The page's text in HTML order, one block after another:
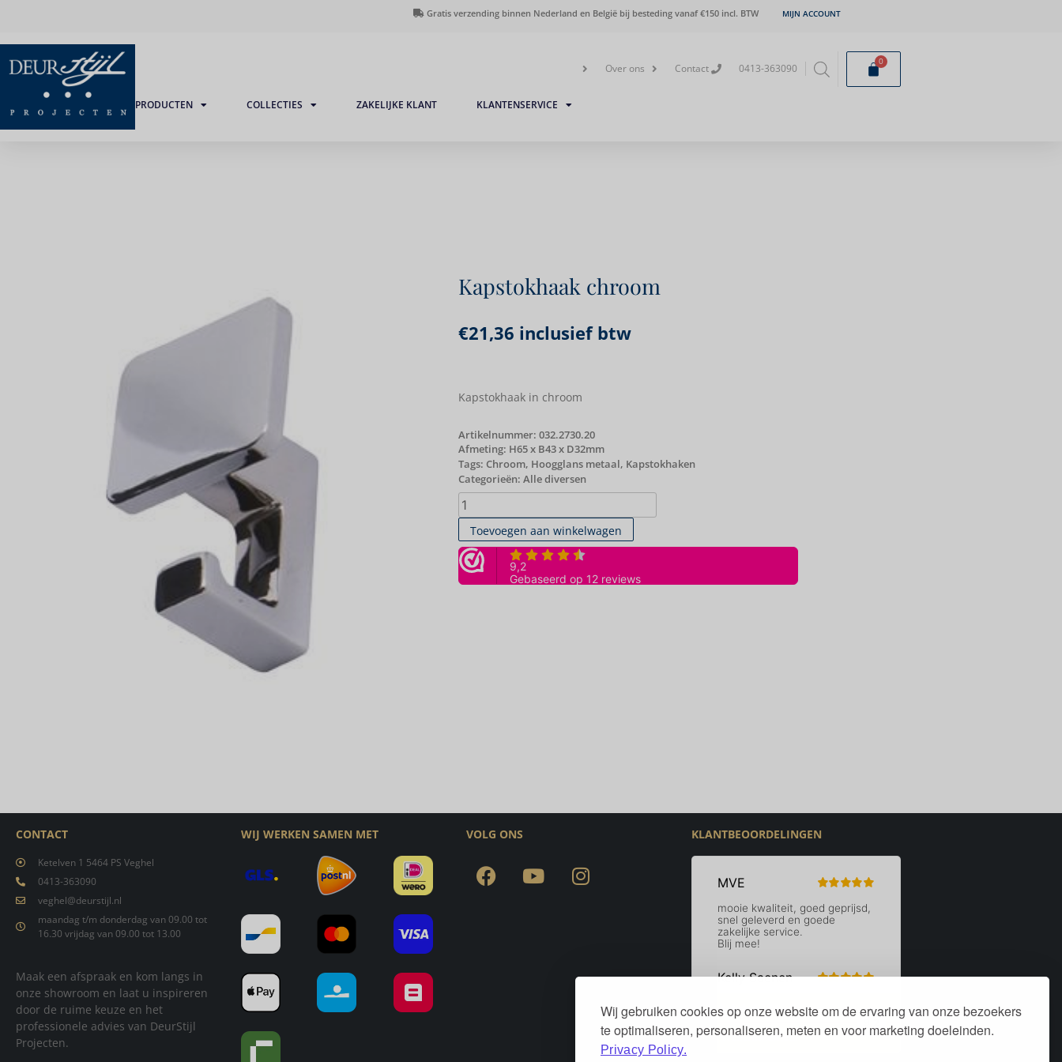
Wij gebruiken cookies op onze website om de ervaring van onze bezoekers
te optimaliseren, personaliseren, meten en voor marketing doeleinden.
Privacy Policy.
Gratis verzending binnen Nederland en België bij besteding vanaf €150 incl. BTW MIJN ACCOUNT
Over ons Contact 0413-363090
0
PRODUCTEN COLLECTIES ZAKELIJKE KLANT KLANTENSERVICE
Kapstokhaak chroom
€21,36 inclusief btw
Kapstokhaak in chroom
Artikelnummer: 032.2730.20
Afmeting: H65 x B43 x D32mm
Tags: Chroom, Hoogglans metaal, Kapstokhaken
Categorieën: Alle diversen
Toevoegen aan winkelwagen
CONTACT
Ketelven 1 5464 PS Veghel
0413-363090
veghel@deurstijl.nl
maandag t/m donderdag van 09.00 tot
16.30 vrijdag van 09.00 tot 13.00
Maak een afspraak en kom langs in
onze showroom en laat u inspireren
door de ruime keuze en het
professionele advies van DeurStijl
Projecten.
WIJ WERKEN SAMEN MET VOLG ONS KLANTBEOORDELINGEN